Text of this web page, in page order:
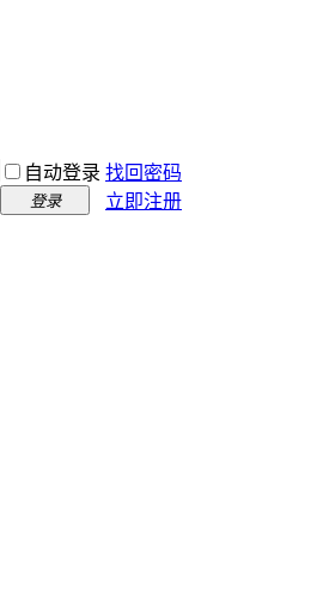
自动登录 找回密码
登录 立即注册